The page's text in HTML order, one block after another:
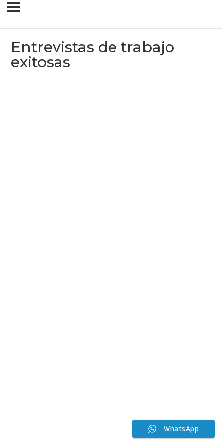
Entrevistas de trabajo
exitosas
WhatsApp